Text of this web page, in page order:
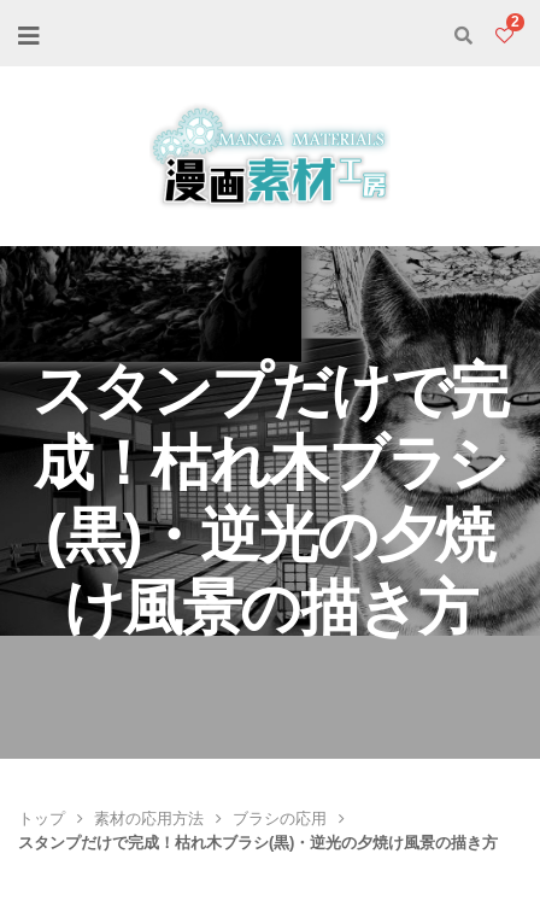
2
スタンプだけで完
成！枯れ木ブラシ
(黒)・逆光の夕焼
け風景の描き方
トップ 素材の応用方法
ブラシの応用
スタンプだけで完成！枯れ木ブラシ(黒)・逆光の夕焼け風景の描き方